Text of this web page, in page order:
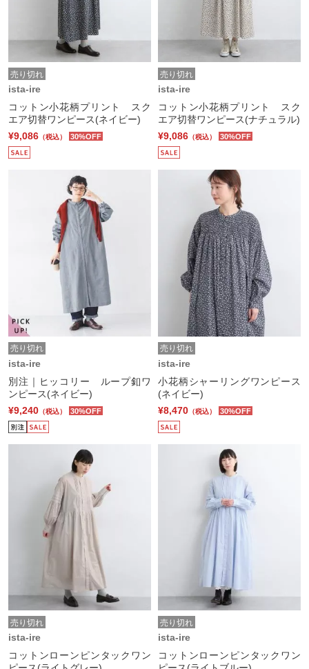
売り切れ
ista-ire
コットン小花柄プリント スク
エア切替ワンピース(ネイビー)
¥9,086 （税込） 30%OFF
売り切れ
ista-ire
コットン小花柄プリント スク
エア切替ワンピース(ナチュラル)
¥9,086 （税込） 30%OFF
売り切れ
ista-ire
別注｜ヒッコリー ループ釦ワ
ンピース(ネイビー)
¥9,240 （税込） 30%OFF
売り切れ
ista-ire
小花柄シャーリングワンピース
(ネイビー)
¥8,470 （税込） 30%OFF
売り切れ
ista-ire
コットンローンピンタックワン
売り切れ
ista-ire
コットンローンピンタックワン